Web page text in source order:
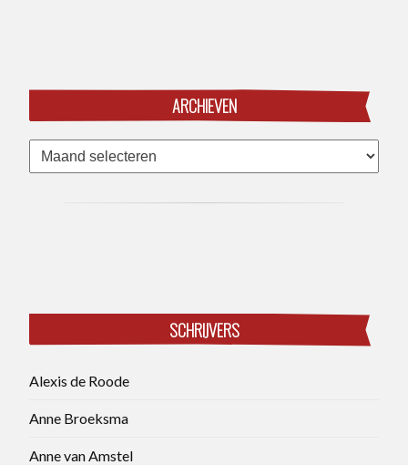
ARCHIEVEN
Archieven
SCHRIJVERS
Alexis de Roode
Anne Broeksma
Anne van Amstel